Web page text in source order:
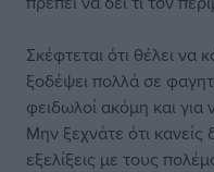
Σκέφτεται ότι θέλει να
ξοδέψει πολλά σε
φειδωλοί ακόμη και
Μην ξεχνάτε ότι κανείς
εξελίξεις με τους